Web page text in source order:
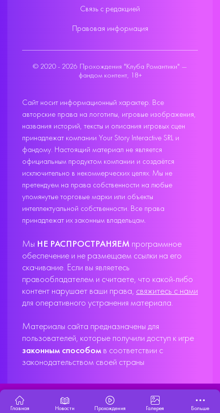
Связь с редакцией
Правовая информация
© 2020 - 2026 Прохождения "Клуба Романтики" —
фандом контент, 18+
Сайт носит информационный характер. Все
авторские права на логотипы, игровые изображения,
названия историй, тексты и описания игровых сцен
принадлежат компании Your Story Interactive SRL и
фандому. Настоящий материал не является
официальным продуктом компании и создаётся
исключительно в некоммерческих целях. Мы не
претендуем на права собственности на любые
упомянутые торговые марки или объекты
интеллектуальной собственности. Все права
принадлежат их законным владельцам.
Мы НЕ РАСПРОСТРАНЯЕМ программное
обеспечение и не размещаем ссылки на его
скачивание. Если вы являетесь
правообладателем и считаете, что какой-либо
контент нарушает ваши права, свяжитесь с нами
для оперативного устранения материала.
Материалы сайта предназначены для
пользователей, которые получили доступ к игре
законным способом в соответствии с
законодательством своей страны
X33T10
Главная Новости Прохождения Галерея Больше